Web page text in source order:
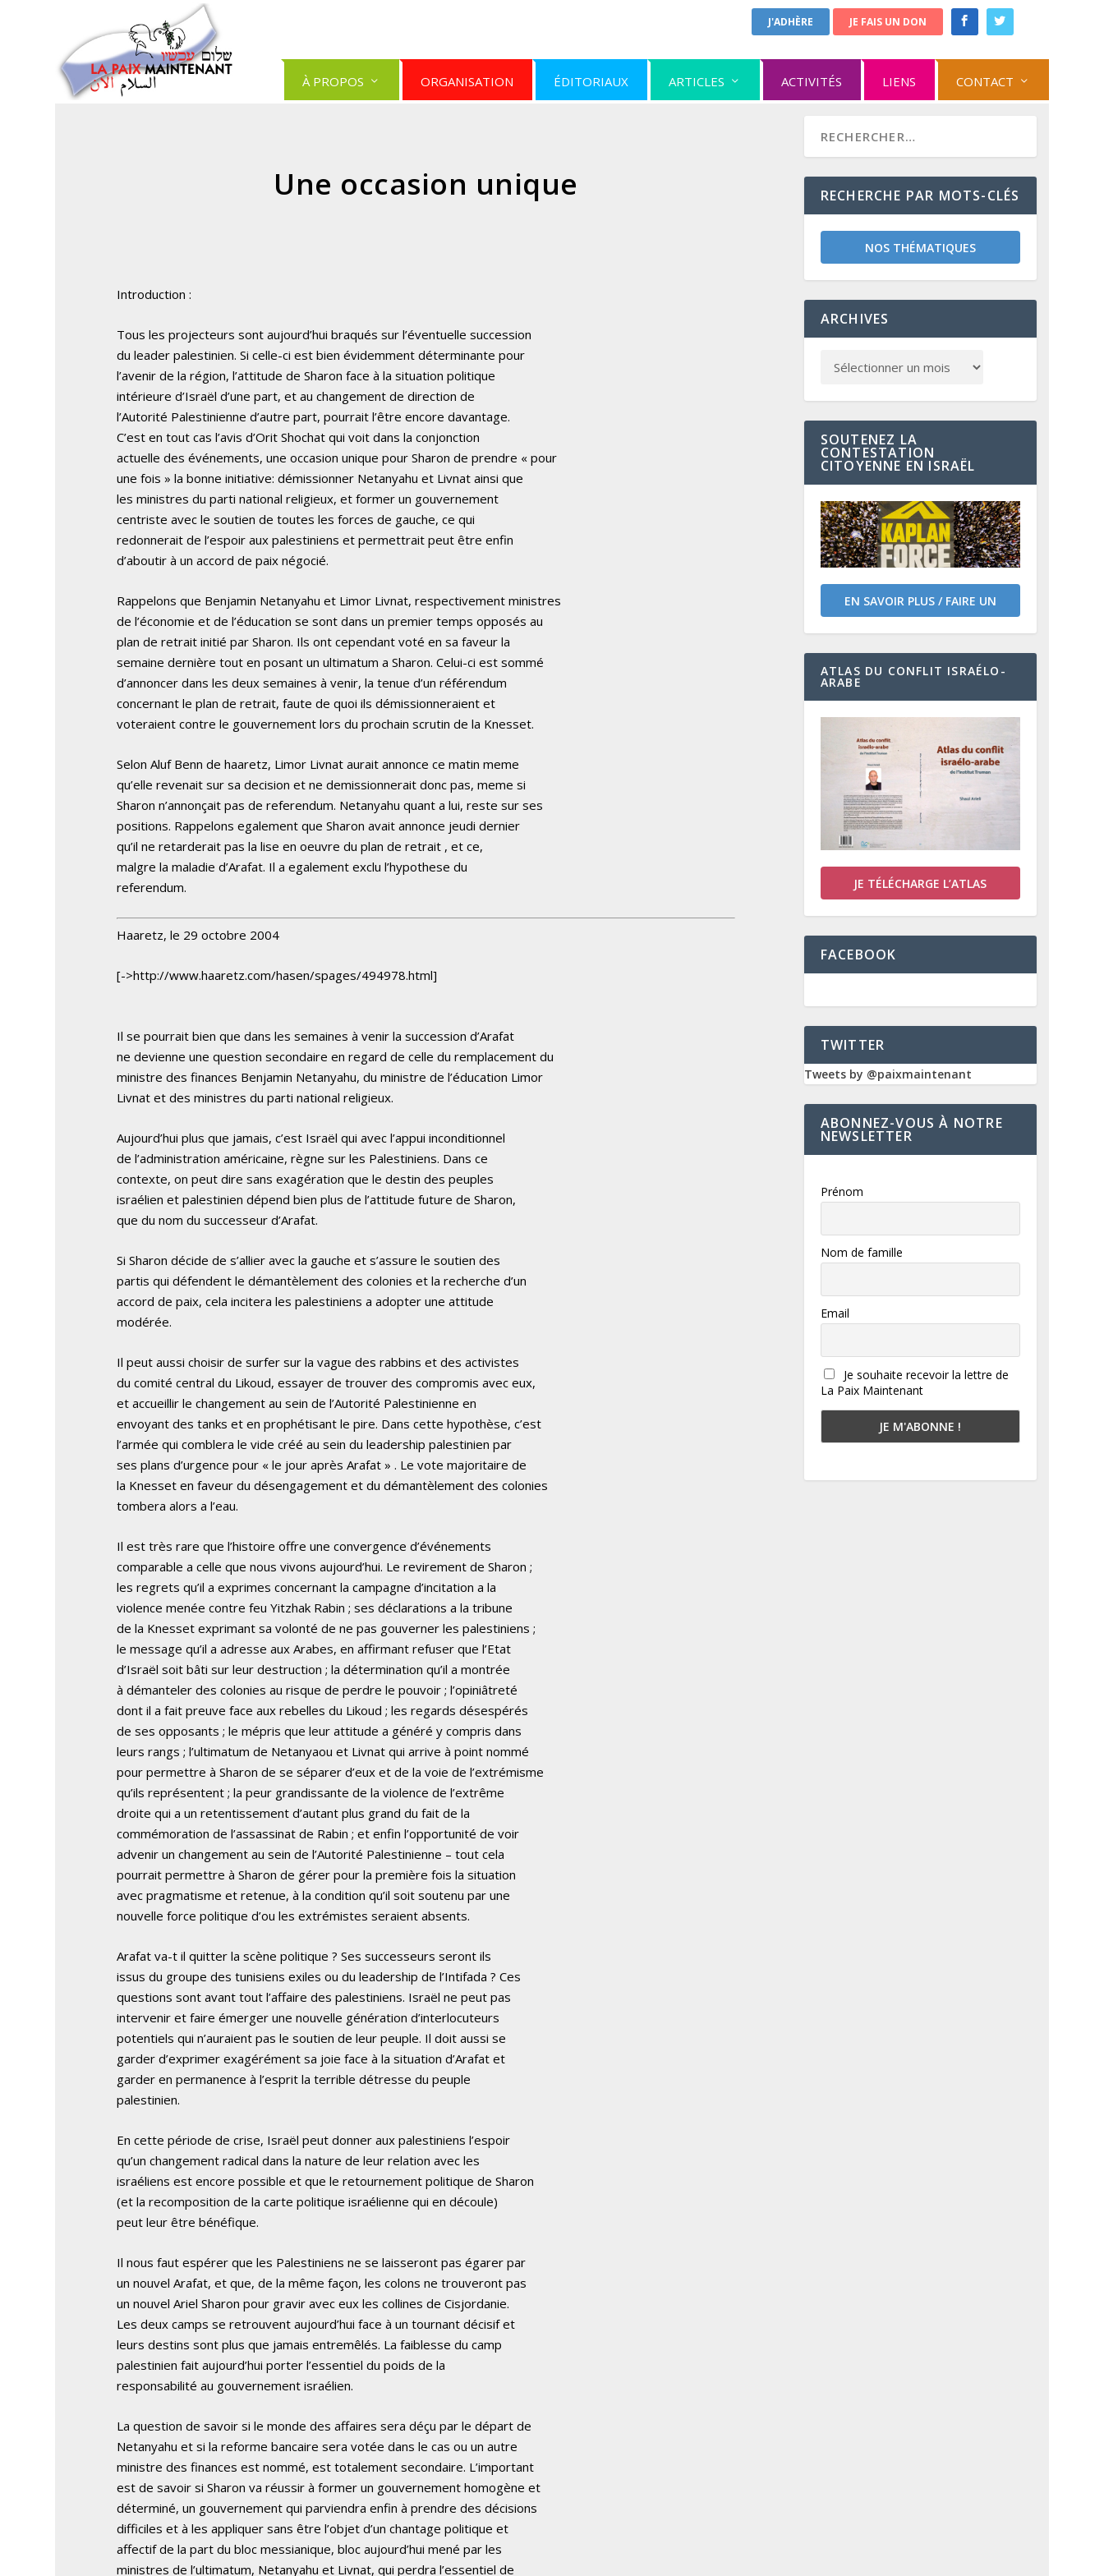
J'ADHÈRE JE FAIS UN DON
À PROPOS ORGANISATION ÉDITORIAUX ARTICLES ACTIVITÉS LIENS CONTACT
Une occasion unique
Introduction :
Tous les projecteurs sont aujourd’hui braqués sur l’éventuelle succession
du leader palestinien. Si celle-ci est bien évidemment déterminante pour
l’avenir de la région, l’attitude de Sharon face à la situation politique
intérieure d’Israël d’une part, et au changement de direction de
l’Autorité Palestinienne d’autre part, pourrait l’être encore davantage.
C’est en tout cas l’avis d’Orit Shochat qui voit dans la conjonction
actuelle des événements, une occasion unique pour Sharon de prendre « pour
une fois » la bonne initiative: démissionner Netanyahu et Livnat ainsi que
les ministres du parti national religieux, et former un gouvernement
centriste avec le soutien de toutes les forces de gauche, ce qui
redonnerait de l’espoir aux palestiniens et permettrait peut être enfin
d’aboutir à un accord de paix négocié.
Rappelons que Benjamin Netanyahu et Limor Livnat, respectivement ministres
de l’économie et de l’éducation se sont dans un premier temps opposés au
plan de retrait initié par Sharon. Ils ont cependant voté en sa faveur la
semaine dernière tout en posant un ultimatum a Sharon. Celui-ci est sommé
d’annoncer dans les deux semaines à venir, la tenue d’un référendum
concernant le plan de retrait, faute de quoi ils démissionneraient et
voteraient contre le gouvernement lors du prochain scrutin de la Knesset.
Selon Aluf Benn de haaretz, Limor Livnat aurait annonce ce matin meme
qu’elle revenait sur sa decision et ne demissionnerait donc pas, meme si
Sharon n’annonçait pas de referendum. Netanyahu quant a lui, reste sur ses
positions. Rappelons egalement que Sharon avait annonce jeudi dernier
qu’il ne retarderait pas la lise en oeuvre du plan de retrait , et ce,
malgre la maladie d’Arafat. Il a egalement exclu l’hypothese du
referendum.
Haaretz, le 29 octobre 2004
[->http://www.haaretz.com/hasen/spages/494978.html]
Il se pourrait bien que dans les semaines à venir la succession d’Arafat
ne devienne une question secondaire en regard de celle du remplacement du
ministre des finances Benjamin Netanyahu, du ministre de l’éducation Limor
Livnat et des ministres du parti national religieux.
Aujourd’hui plus que jamais, c’est Israël qui avec l’appui inconditionnel
de l’administration américaine, règne sur les Palestiniens. Dans ce
contexte, on peut dire sans exagération que le destin des peuples
israélien et palestinien dépend bien plus de l’attitude future de Sharon,
que du nom du successeur d’Arafat.
Si Sharon décide de s’allier avec la gauche et s’assure le soutien des
partis qui défendent le démantèlement des colonies et la recherche d’un
accord de paix, cela incitera les palestiniens a adopter une attitude
modérée.
Il peut aussi choisir de surfer sur la vague des rabbins et des activistes
du comité central du Likoud, essayer de trouver des compromis avec eux,
et accueillir le changement au sein de l’Autorité Palestinienne en
envoyant des tanks et en prophétisant le pire. Dans cette hypothèse, c’est
l’armée qui comblera le vide créé au sein du leadership palestinien par
ses plans d’urgence pour « le jour après Arafat » . Le vote majoritaire de
la Knesset en faveur du désengagement et du démantèlement des colonies
tombera alors a l’eau.
Il est très rare que l’histoire offre une convergence d’événements
comparable a celle que nous vivons aujourd’hui. Le revirement de Sharon ;
les regrets qu’il a exprimes concernant la campagne d’incitation a la
violence menée contre feu Yitzhak Rabin ; ses déclarations a la tribune
de la Knesset exprimant sa volonté de ne pas gouverner les palestiniens ;
le message qu’il a adresse aux Arabes, en affirmant refuser que l’Etat
d’Israël soit bâti sur leur destruction ; la détermination qu’il a montrée
à démanteler des colonies au risque de perdre le pouvoir ; l’opiniâtreté
dont il a fait preuve face aux rebelles du Likoud ; les regards désespérés
de ses opposants ; le mépris que leur attitude a généré y compris dans
leurs rangs ; l’ultimatum de Netanyaou et Livnat qui arrive à point nommé
pour permettre à Sharon de se séparer d’eux et de la voie de l’extrémisme
qu’ils représentent ; la peur grandissante de la violence de l’extrême
droite qui a un retentissement d’autant plus grand du fait de la
commémoration de l’assassinat de Rabin ; et enfin l’opportunité de voir
advenir un changement au sein de l’Autorité Palestinienne – tout cela
pourrait permettre à Sharon de gérer pour la première fois la situation
avec pragmatisme et retenue, à la condition qu’il soit soutenu par une
nouvelle force politique d’ou les extrémistes seraient absents.
Arafat va-t il quitter la scène politique ? Ses successeurs seront ils
issus du groupe des tunisiens exiles ou du leadership de l’Intifada ? Ces
questions sont avant tout l’affaire des palestiniens. Israël ne peut pas
intervenir et faire émerger une nouvelle génération d’interlocuteurs
potentiels qui n’auraient pas le soutien de leur peuple. Il doit aussi se
garder d’exprimer exagérément sa joie face à la situation d’Arafat et
garder en permanence à l’esprit la terrible détresse du peuple
palestinien.
En cette période de crise, Israël peut donner aux palestiniens l’espoir
qu’un changement radical dans la nature de leur relation avec les
israéliens est encore possible et que le retournement politique de Sharon
(et la recomposition de la carte politique israélienne qui en découle)
peut leur être bénéfique.
Il nous faut espérer que les Palestiniens ne se laisseront pas égarer par
un nouvel Arafat, et que, de la même façon, les colons ne trouveront pas
un nouvel Ariel Sharon pour gravir avec eux les collines de Cisjordanie.
Les deux camps se retrouvent aujourd’hui face à un tournant décisif et
leurs destins sont plus que jamais entremêlés. La faiblesse du camp
palestinien fait aujourd’hui porter l’essentiel du poids de la
responsabilité au gouvernement israélien.
La question de savoir si le monde des affaires sera déçu par le départ de
Netanyahu et si la reforme bancaire sera votée dans le cas ou un autre
ministre des finances est nommé, est totalement secondaire. L’important
est de savoir si Sharon va réussir à former un gouvernement homogène et
déterminé, un gouvernement qui parviendra enfin à prendre des décisions
difficiles et à les appliquer sans être l’objet d’un chantage politique et
affectif de la part du bloc messianique, bloc aujourd’hui mené par les
ministres de l’ultimatum, Netanyahu et Livnat, qui perdra l’essentiel de
RECHERCHE PAR MOTS-CLÉS
NOS THÉMATIQUES
ARCHIVES
SOUTENEZ LA
CONTESTATION
CITOYENNE EN ISRAËL
EN SAVOIR PLUS / FAIRE UN
DON
ATLAS DU CONFLIT ISRAÉLO-
ARABE
JE TÉLÉCHARGE L’ATLAS
FACEBOOK
TWITTER
Tweets by @paixmaintenant
ABONNEZ-VOUS À NOTRE
NEWSLETTER
Prénom
Nom de famille
Email
Je souhaite recevoir la lettre de
La Paix Maintenant